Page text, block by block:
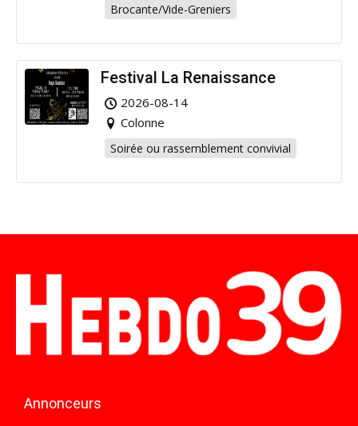
Brocante/Vide-Greniers
Festival La Renaissance
2026-08-14
Colonne
Soirée ou rassemblement convivial